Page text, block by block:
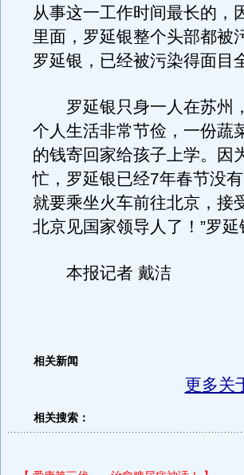
从事这一工作时间最长的，
里面，罗延银整个头部都被
罗延银，已经被污染得面
罗延银只身一人在苏州
个人生活非常节俭，一份蔬
的钱寄回家给孩子上学。因
忙，罗延银已经7年春节没
就要乘坐火车前往北京，接
北京见国家领导人了！”罗延
本报记者 戴洁
相关新闻
更多关
相关搜索：